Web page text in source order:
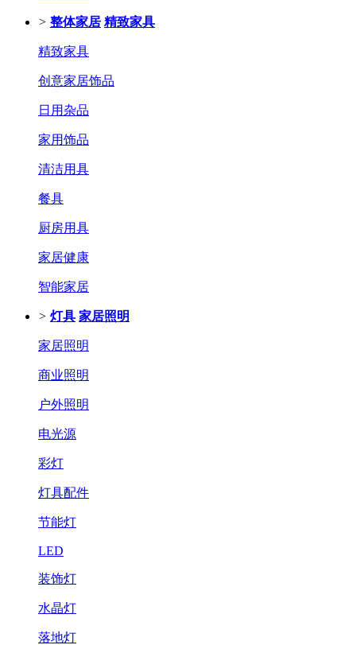
> 整体家居 精致家具
精致家具
创意家居饰品
日用杂品
家用饰品
清洁用具
餐具
厨房用具
家居健康
智能家居
> 灯具 家居照明
家居照明
商业照明
户外照明
电光源
彩灯
灯具配件
节能灯
LED
装饰灯
水晶灯
落地灯